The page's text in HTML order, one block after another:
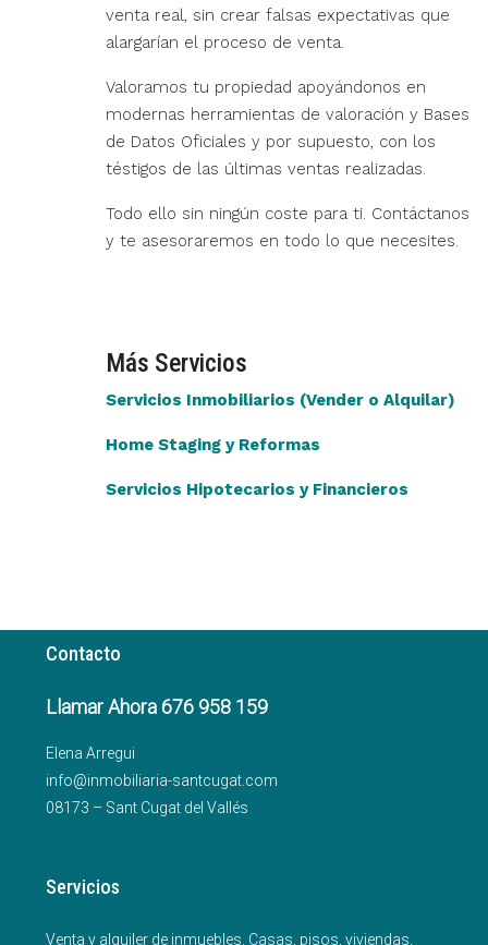
venta real, sin crear falsas expectativas que
alargarían el proceso de venta.
Valoramos tu propiedad apoyándonos en
modernas herramientas de valoración y Bases
de Datos Oficiales y por supuesto, con los
téstigos de las últimas ventas realizadas.
Todo ello sin ningún coste para ti. Contáctanos
y te asesoraremos en todo lo que necesites.
Más Servicios
Servicios Inmobiliarios (Vender o Alquilar)
Home Staging y Reformas
Servicios Hipotecarios y Financieros
Contacto
Llamar Ahora 676 958 159
Elena Arregui
info@inmobiliaria-santcugat.com
08173 – Sant Cugat del Vallés
Servicios
Venta y alquiler de inmuebles. Casas, pisos, viviendas,